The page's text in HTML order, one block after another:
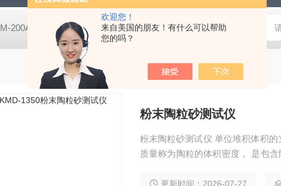
欢迎您！
来自美国的朋友！有什么可以帮助
您的吗？
M-200A微动摩擦磨损实验机 GCDDJ-50Kv电压击穿试验仪-微机控制
粉末陶粒砂测试仪
粉末陶粒砂测试仪 单位堆积体积
质量称为陶粒的体积密度， 是包
5.9mm；2.漏斗高76.2mm；漏斗
更新时间：2026-07-27